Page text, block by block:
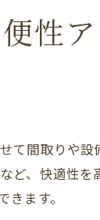
性
間取りや
、快適性
ます。